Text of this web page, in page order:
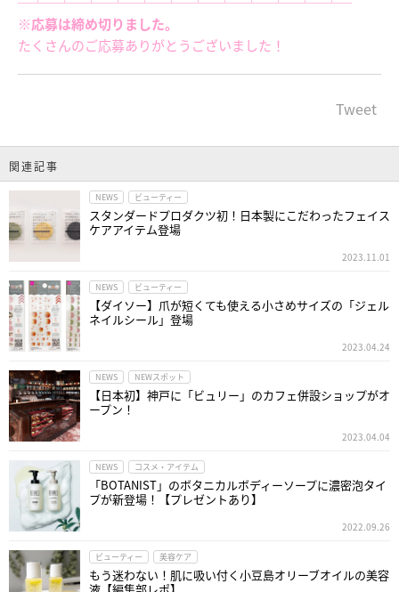
※応募は締め切りました。
たくさんのご応募ありがとうございました！
Tweet
関連記事
NEWS ビューティー
スタンダードプロダクツ初！日本製にこだわったフェイス
ケアアイテム登場
2023.11.01
NEWS ビューティー
【ダイソー】爪が短くても使える小さめサイズの「ジェル
ネイルシール」登場
2023.04.24
NEWS NEWスポット
【日本初】神戸に「ビュリー」のカフェ併設ショップがオ
ープン！
2023.04.04
NEWS コスメ・アイテム
「BOTANIST」のボタニカルボディーソープに濃密泡タイ
プが新登場！【プレゼントあり】
2022.09.26
ビューティー 美容ケア
もう迷わない！肌に吸い付く小豆島オリーブオイルの美容